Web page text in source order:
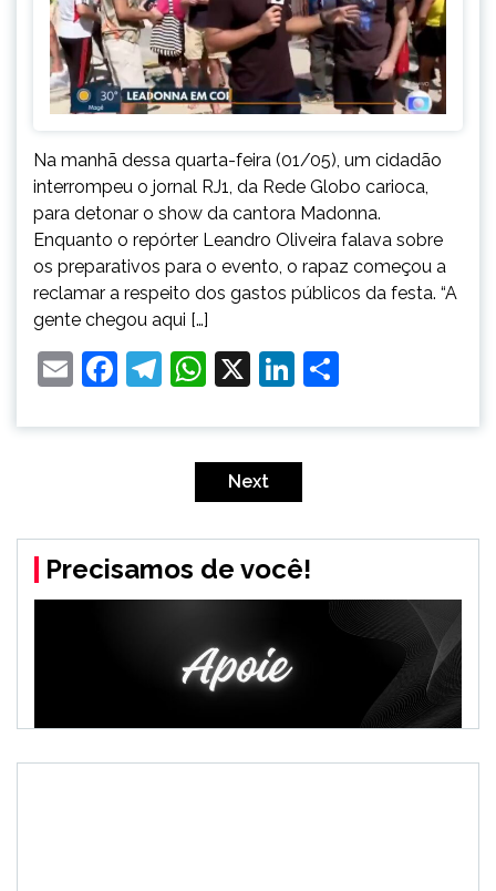
Na manhã dessa quarta-feira (01/05), um cidadão
interrompeu o jornal RJ1, da Rede Globo carioca,
para detonar o show da cantora Madonna.
Enquanto o repórter Leandro Oliveira falava sobre
os preparativos para o evento, o rapaz começou a
reclamar a respeito dos gastos públicos da festa. “A
gente chegou aqui […]
EmailFacebook
Telegram
WhatsApp
X LinkedIn
Next
Precisamos de você!